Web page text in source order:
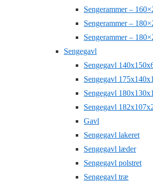
Sengerammer –
Sengerammer –
Sengerammer –
Sengegavl
Sengegavl
Sengegavl
Sengegavl
Sengegavl
Gavl
Sengegavl lakeret
Sengegavl læder
Sengegavl polstret
Sengegavl træ